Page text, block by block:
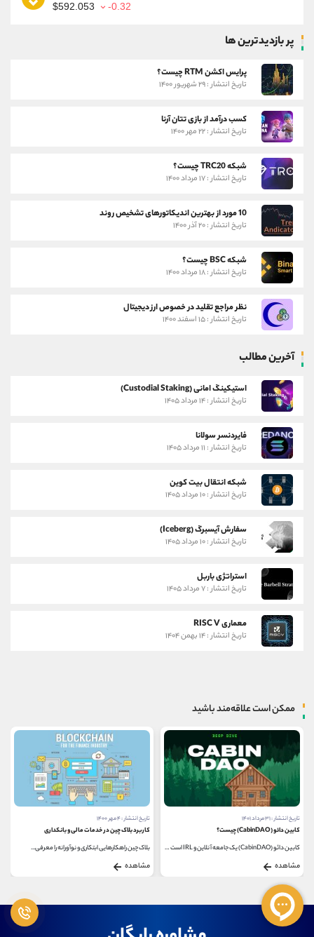
$592.053 -0.32
پر بازدیدترین ها
پرایس اکشن RTM چیست؟
تاریخ انتشار : ۲۹ شهریور ۱۴۰۰
کسب درآمد از بازی تتان آرنا
تاریخ انتشار : ۲۲ مهر ۱۴۰۰
شبکه TRC20 چیست؟
تاریخ انتشار : ۱۷ مرداد ۱۴۰۰
10 مورد از بهترین اندیکاتورهای تشخیص روند
تاریخ انتشار : ۲۰ آذر ۱۴۰۰
شبکه BSC چیست؟
تاریخ انتشار : ۱۸ مرداد ۱۴۰۰
نظر مراجع تقلید در خصوص ارز دیجیتال
تاریخ انتشار : ۱۵ اسفند ۱۴۰۰
آخرین مطالب
استیکینگ امانی (Custodial Staking)
تاریخ انتشار : ۱۴ مرداد ۱۴۰۵
فایردنسر سولانا
تاریخ انتشار : ۱۱ مرداد ۱۴۰۵
شبکه انتقال بیت کوین
تاریخ انتشار : ۱۰ مرداد ۱۴۰۵
سفارش آیسبرگ (Iceberg)
تاریخ انتشار : ۱۰ مرداد ۱۴۰۵
استراتژی باربل
تاریخ انتشار : ۷ مرداد ۱۴۰۵
معماری RISC V
تاریخ انتشار : ۱۴ بهمن ۱۴۰۴
ممکن است علاقه‌مند باشید
تاریخ انتشار : ۳۱ مرداد ۱۴۰۱
کابین دائو (CabinDAO) چیست؟
کابین دائو (CabinDAO) یک جامعه آنلاین و IRL است که برای...
مشاهده
تاریخ انتشار : ۴ مهر ۱۴۰۰
کاربرد بلاک چین در خدمات مالی و بانکداری
بلاک چین راهکارهایی ابتکاری و نوآورانه را معرفی...
مشاهده